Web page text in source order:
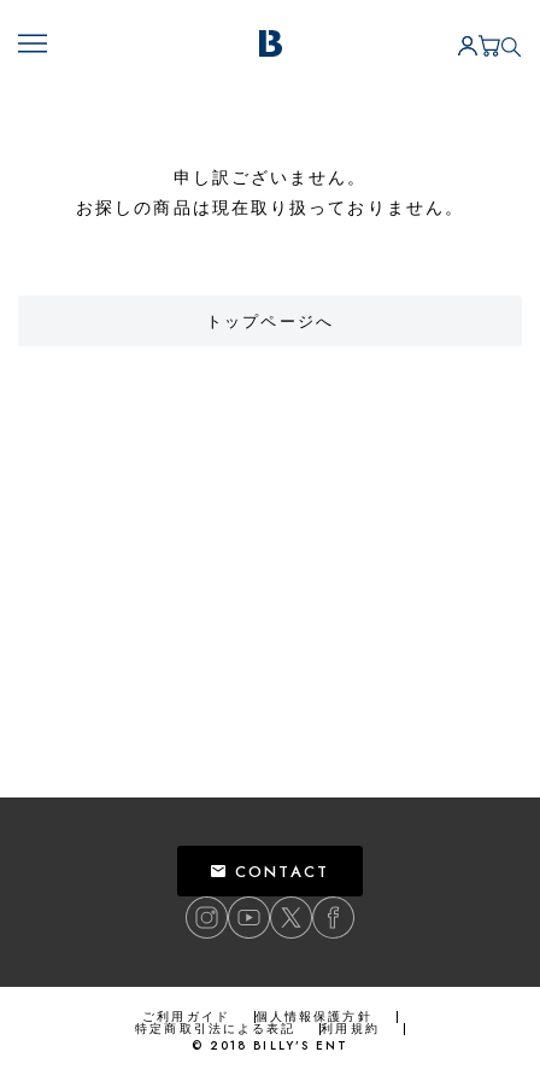
申し訳ございません。
お探しの商品は現在取り扱っておりません。
トップページへ
CONTACT
ご利用ガイド 個人情報保護方針
特定商取引法による表記
利用規約
© 2018 BILLY’S ENT